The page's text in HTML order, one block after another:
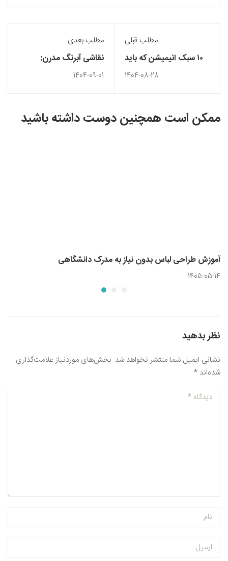
مطلب قبلی
۱۰ سبک انیمیشن که باید
بشناسید: از استاپ موشن
1404-08-28
مطلب بعدی
نقاشی آبرنگ مدرن:
سبک‌ها و ایده‌های جدید
1404-09-01
ممکن است همچنین دوست داشته باشید
آموزش طراحی لباس بدون نیاز به مدرک دانشگاهی
1405-05-14
نظر بدهید
نشانی ایمیل شما منتشر نخواهد شد. بخش‌های موردنیاز علامت‌گذاری
شده‌اند *